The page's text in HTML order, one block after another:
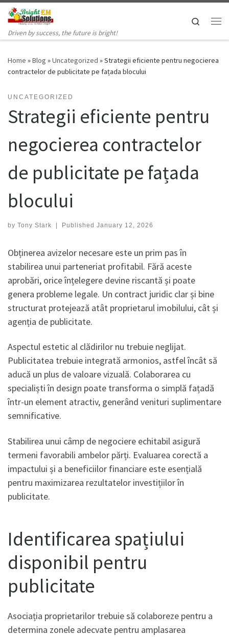
Skip to content
Driven by success, the future is bright!
Search
Home »Blog »Uncategorized »Strategii eficiente pentru negocierea
contractelor de publicitate pe fațada blocului
UNCATEGORIZED
Strategii eficiente pentru
negocierea contractelor
de publicitate pe fațada
blocului
by Tony Stark | Published January 12, 2026
Obținerea avizelor necesare este un prim pas în
stabilirea unui parteneriat profitabil. Fără aceste
aprobări, orice înțelegere devine riscantă și poate
genera probleme legale. Un contract juridic clar și bine
structurat protejează atât proprietarul imobilului, cât și
agenția de publicitate.
Aspectul estetic al clădirilor nu trebuie neglijat.
Publicitatea trebuie integrată armonios, astfel încât să
aducă un plus de valoare vizuală. Colaborarea cu
specialiști în design poate transforma o simplă fațadă
într-un element atractiv, generând venituri suplimentare
semnificative.
Stabilirea unui câmp de negociere echitabil asigură
termeni favorabili ambelor părți. Evaluarea corectă a
impactului și a beneficiilor financiare este esențială
pentru maximizarea rezultatelor investițiilor în
publicitate.
Identificarea spațiului
disponibil pentru
publicitate
Asociația proprietarilor trebuie să colaboreze pentru a
determina zonele adecvate pentru amplasarea